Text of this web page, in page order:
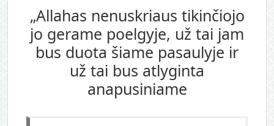
„Allahas nenuskriaus tikinčiojo
jo gerame poelgyje, už tai jam
bus duota šiame pasaulyje ir
už tai bus atlyginta
anapusiniame